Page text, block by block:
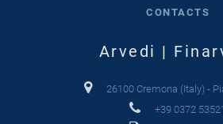
CONTACTS
Arvedi |
26100 Cremona (Italy) -
+39 0372